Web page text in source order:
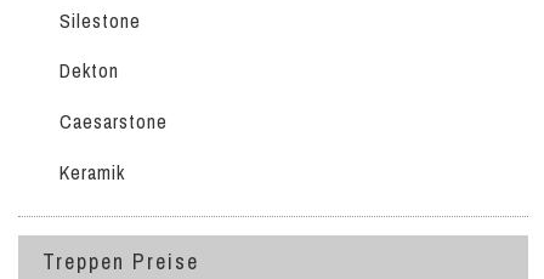
Silestone
Dekton
Caesarstone
Keramik
Treppen Preise